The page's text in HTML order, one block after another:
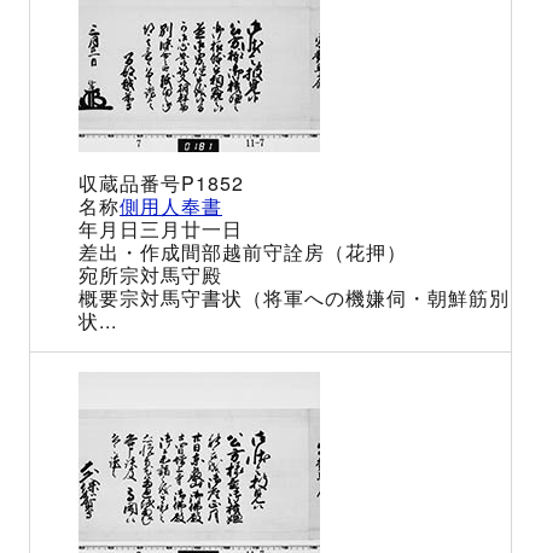
P1852
側用人奉書
三月廿一日
間部越前守詮房（花押）
宗対馬守殿
宗対馬守書状（将軍への機嫌伺・朝鮮筋別
状...